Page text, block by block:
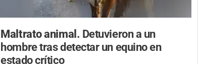
Maltrato animal. Detuvieron a un
hombre tras detectar un equino en
estado crítico